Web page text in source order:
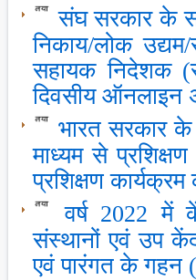
संघ सरकार के
निकाय/लोक
सहायक निदेशक
दिवसीय ऑनलाइन
भारत सरकार के
माध्‍यम से
प्रशिक्षण
वर्ष 2022 में
संस्‍थानों एवं उप
एवं पारंगत के गहन